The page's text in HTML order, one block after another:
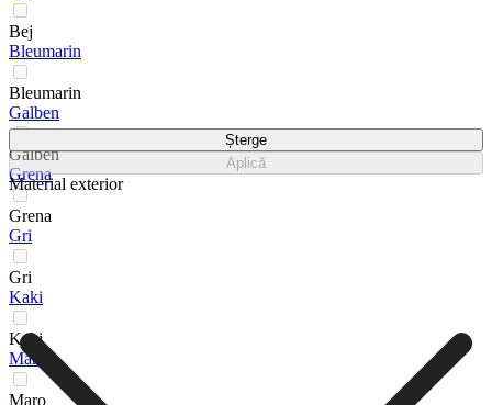
Bej
Bleumarin
Bleumarin
Galben
Galben
Grena
Grena
Gri
Gri
Kaki
Kaki
Maro
Maro
Șterge
Aplică
Material exterior